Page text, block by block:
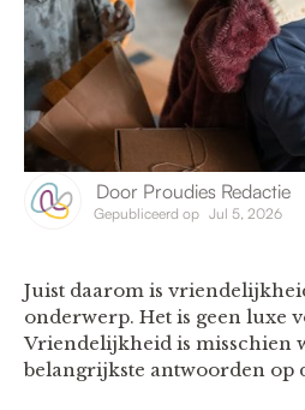
Door Proudies Redactie
Gepubliceerd op Jul 5, 2026
Juist daarom is
onderwerp. Het is geen luxe
Vriendelijkheid is misschien
belangrijkste antwoorden op